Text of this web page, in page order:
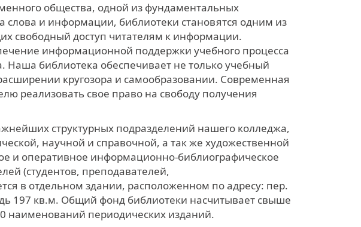
общества, одной из фундаментальных
слова и информации, библиотеки становятся одним из
свободный доступ читателям к информации.
информационной поддержки учебного процесса
Наша библиотека обеспечивает не только учебный
кругозора и самообразовании. Современная
реализовать свое право на свободу получения
структурных подразделений нашего колледжа,
научной и справочной, а так же художественной
и оперативное информационно-библиографическое
(студентов, преподавателей,
в отдельном здании, расположенном по адресу: пер.
197 кв.м. Общий фонд библиотеки насчитывает свыше
наименований периодических изданий.